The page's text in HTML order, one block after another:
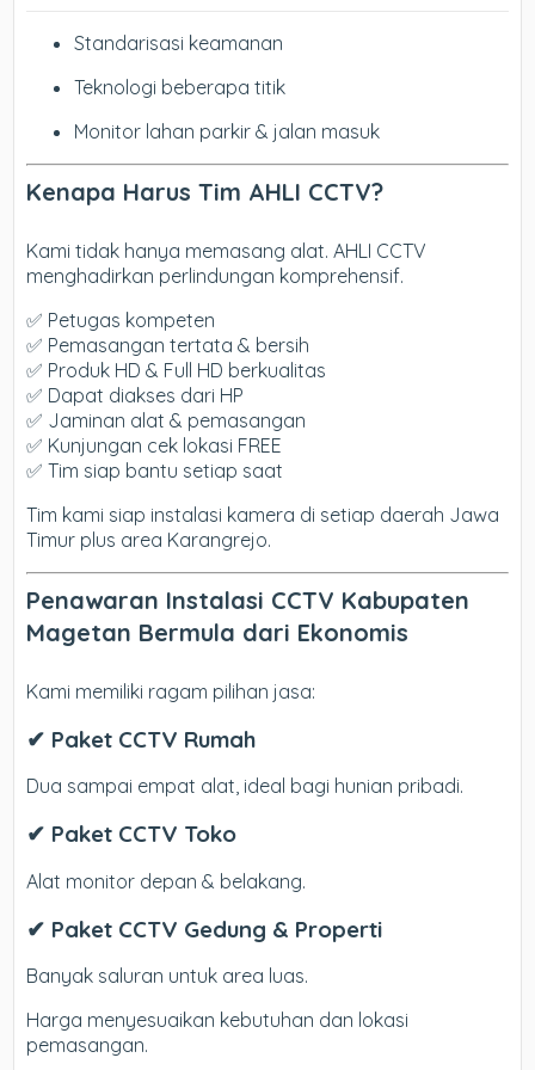
Standarisasi keamanan
Teknologi beberapa titik
Monitor lahan parkir & jalan masuk
Kenapa Harus Tim AHLI CCTV?
Kami tidak hanya memasang alat. AHLI CCTV
menghadirkan perlindungan komprehensif.
✅ Petugas kompeten
✅ Pemasangan tertata & bersih
✅ Produk HD & Full HD berkualitas
✅ Dapat diakses dari HP
✅ Jaminan alat & pemasangan
✅ Kunjungan cek lokasi FREE
✅ Tim siap bantu setiap saat
Tim kami siap instalasi kamera di setiap daerah Jawa
Timur plus area Karangrejo.
Penawaran Instalasi CCTV Kabupaten
Magetan Bermula dari Ekonomis
Kami memiliki ragam pilihan jasa:
✔ Paket CCTV Rumah
Dua sampai empat alat, ideal bagi hunian pribadi.
✔ Paket CCTV Toko
Alat monitor depan & belakang.
✔ Paket CCTV Gedung & Properti
Banyak saluran untuk area luas.
Harga menyesuaikan kebutuhan dan lokasi
pemasangan.